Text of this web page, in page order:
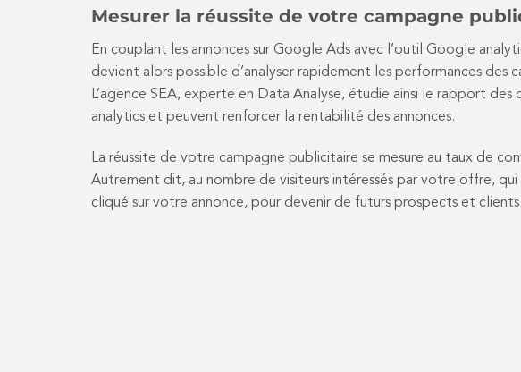
Mesurer la réussite de votre campagne
En couplant les annonces sur Google Ads avec l’outil Google
devient alors possible d’analyser rapidement les performances des
L’agence SEA, experte en Data Analyse, étudie ainsi le rapport des
analytics et peuvent renforcer la rentabilité des annonces.
La réussite de votre campagne publicitaire se mesure au taux de
Autrement dit, au nombre de visiteurs intéressés par votre offre, qui
cliqué sur votre annonce, pour devenir de futurs prospects et clients.